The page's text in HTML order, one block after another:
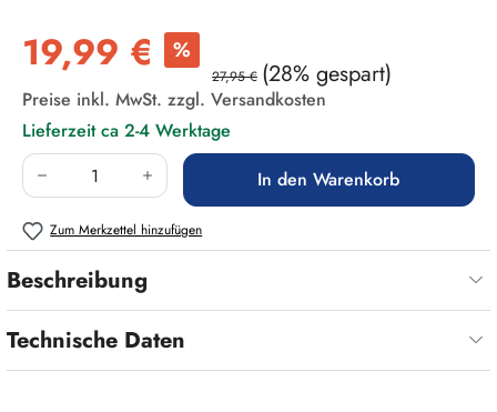
Verkaufspreis:
19,99 € %
27,95 € (28% gespart)
Preise inkl. MwSt. zzgl. Versandkosten
Lieferzeit ca 2-4 Werktage
Produkt Anzahl: Gib den gewünschten Wert
In den Warenkorb
Zum Merkzettel hinzufügen
Beschreibung
Technische Daten